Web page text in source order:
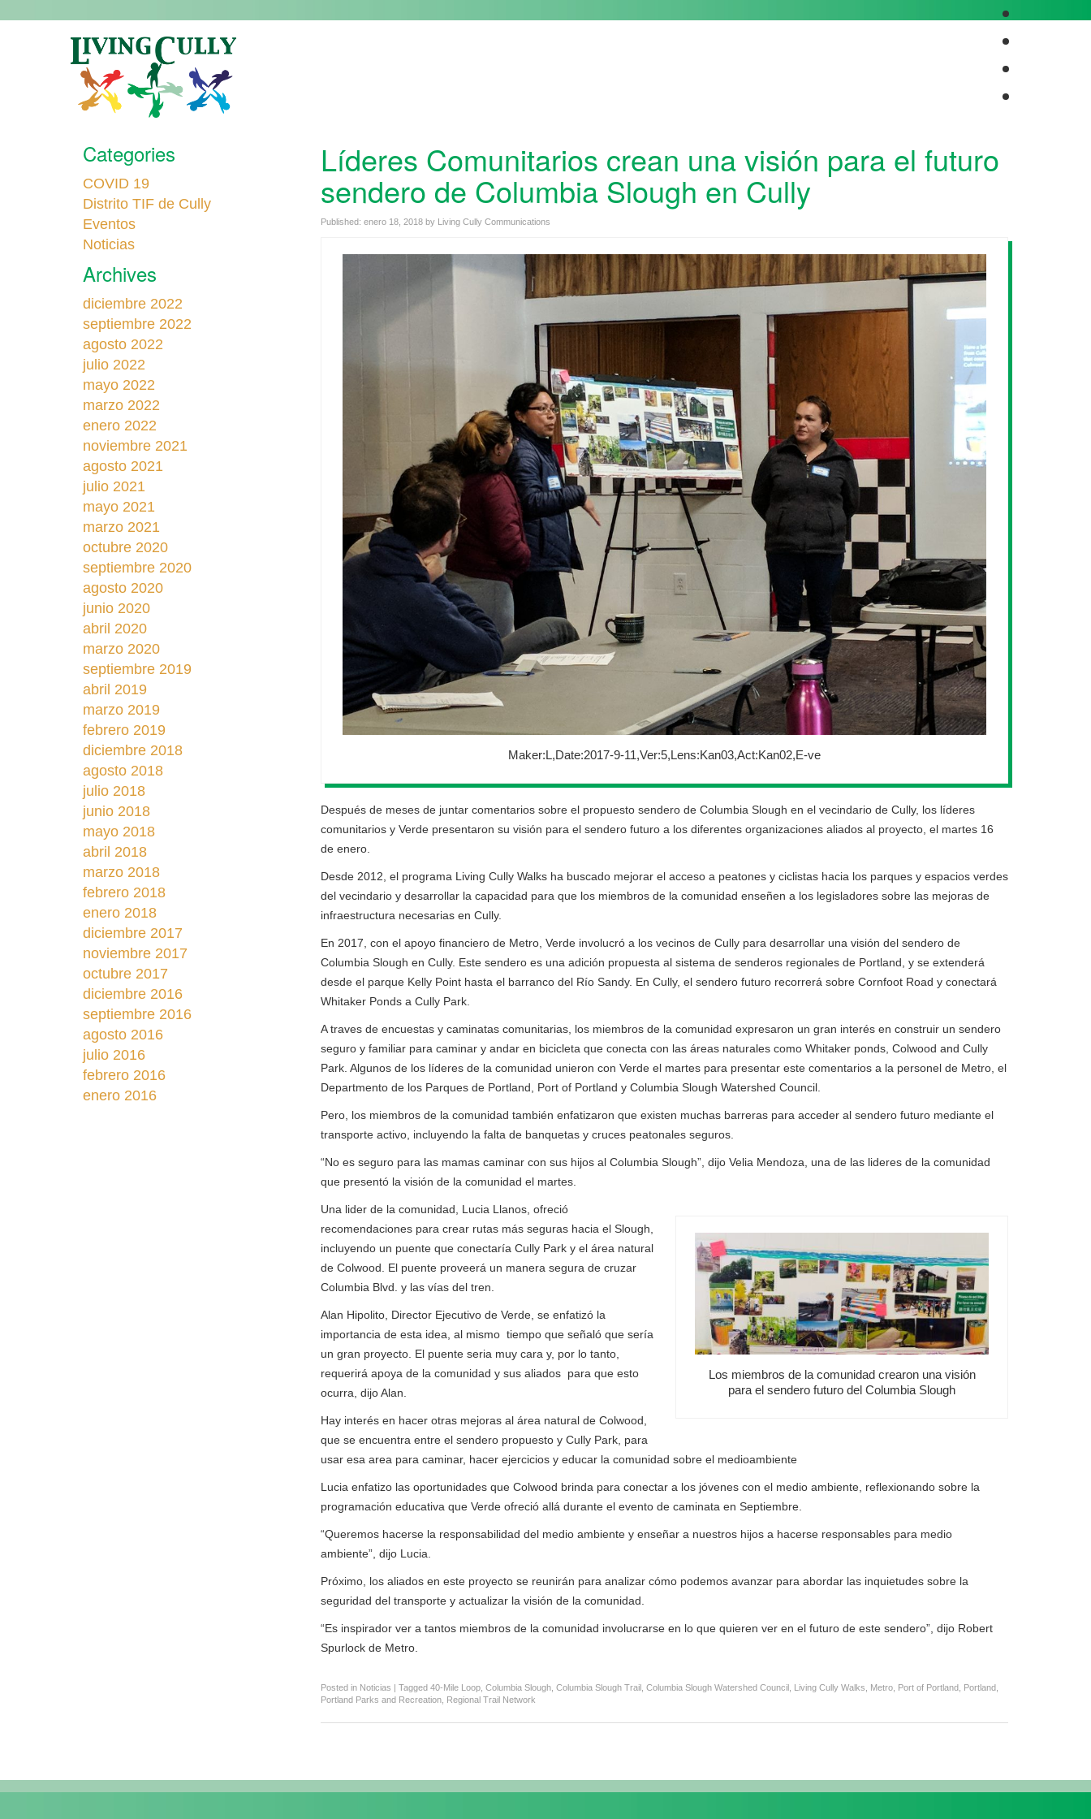
Categories
COVID 19
Distrito TIF de Cully
Eventos
Noticias
Archives
diciembre 2022
septiembre 2022
agosto 2022
julio 2022
mayo 2022
marzo 2022
enero 2022
noviembre 2021
agosto 2021
julio 2021
mayo 2021
marzo 2021
octubre 2020
septiembre 2020
agosto 2020
junio 2020
abril 2020
marzo 2020
septiembre 2019
abril 2019
marzo 2019
febrero 2019
diciembre 2018
agosto 2018
julio 2018
junio 2018
mayo 2018
abril 2018
marzo 2018
febrero 2018
enero 2018
diciembre 2017
noviembre 2017
octubre 2017
diciembre 2016
septiembre 2016
agosto 2016
julio 2016
febrero 2016
enero 2016
Líderes Comunitarios crean una visión para el futuro
sendero de Columbia Slough en Cully
Published: enero 18, 2018 by Living Cully Communications
Maker:L,Date:2017-9-11,Ver:5,Lens:Kan03,Act:Kan02,E-ve
Después de meses de juntar comentarios sobre el propuesto sendero de Columbia Slough en el vecindario de Cully, los líderes
comunitarios y Verde presentaron su visión para el sendero futuro a los diferentes organizaciones aliados al proyecto, el martes 16
de enero.
Desde 2012, el programa Living Cully Walks ha buscado mejorar el acceso a peatones y ciclistas hacia los parques y espacios verdes
del vecindario y desarrollar la capacidad para que los miembros de la comunidad enseñen a los legisladores sobre las mejoras de
infraestructura necesarias en Cully.
En 2017, con el apoyo financiero de Metro, Verde involucró a los vecinos de Cully para desarrollar una visión del sendero de
Columbia Slough en Cully. Este sendero es una adición propuesta al sistema de senderos regionales de Portland, y se extenderá
desde el parque Kelly Point hasta el barranco del Río Sandy. En Cully, el sendero futuro recorrerá sobre Cornfoot Road y conectará
Whitaker Ponds a Cully Park.
A traves de encuestas y caminatas comunitarias, los miembros de la comunidad expresaron un gran interés en construir un sendero
seguro y familiar para caminar y andar en bicicleta que conecta con las áreas naturales como Whitaker ponds, Colwood and Cully
Park. Algunos de los líderes de la comunidad unieron con Verde el martes para presentar este comentarios a la personel de Metro, el
Departmento de los Parques de Portland, Port of Portland y Columbia Slough Watershed Council.
Pero, los miembros de la comunidad también enfatizaron que existen muchas barreras para acceder al sendero futuro mediante el
transporte activo, incluyendo la falta de banquetas y cruces peatonales seguros.
“No es seguro para las mamas caminar con sus hijos al Columbia Slough”, dijo Velia Mendoza, una de las lideres de la comunidad
que presentó la visión de la comunidad el martes.
Los miembros de la comunidad crearon una visión
para el sendero futuro del Columbia Slough
Una lider de la comunidad, Lucia Llanos, ofreció
recomendaciones para crear rutas más seguras hacia el Slough,
incluyendo un puente que conectaría Cully Park y el área natural
de Colwood. El puente proveerá un manera segura de cruzar
Columbia Blvd. y las vías del tren.
Alan Hipolito, Director Ejecutivo de Verde, se enfatizó la
importancia de esta idea, al mismo tiempo que señaló que sería
un gran proyecto. El puente seria muy cara y, por lo tanto,
requerirá apoya de la comunidad y sus aliados para que esto
ocurra, dijo Alan.
Hay interés en hacer otras mejoras al área natural de Colwood,
que se encuentra entre el sendero propuesto y Cully Park, para
usar esa area para caminar, hacer ejercicios y educar la comunidad sobre el medioambiente
Lucia enfatizo las oportunidades que Colwood brinda para conectar a los jóvenes con el medio ambiente, reflexionando sobre la
programación educativa que Verde ofreció allá durante el evento de caminata en Septiembre.
“Queremos hacerse la responsabilidad del medio ambiente y enseñar a nuestros hijos a hacerse responsables para medio
ambiente”, dijo Lucia.
Próximo, los aliados en este proyecto se reunirán para analizar cómo podemos avanzar para abordar las inquietudes sobre la
seguridad del transporte y actualizar la visión de la comunidad.
“Es inspirador ver a tantos miembros de la comunidad involucrarse en lo que quieren ver en el futuro de este sendero”, dijo Robert
Spurlock de Metro.
Posted in Noticias Tagged 40-Mile Loop, Columbia Slough, Columbia Slough Trail Columbia Slough Watershed Council Living Cully Walks Metro, Port of Portland Portland
Portland Parks and Recreation, Regional Trail Network